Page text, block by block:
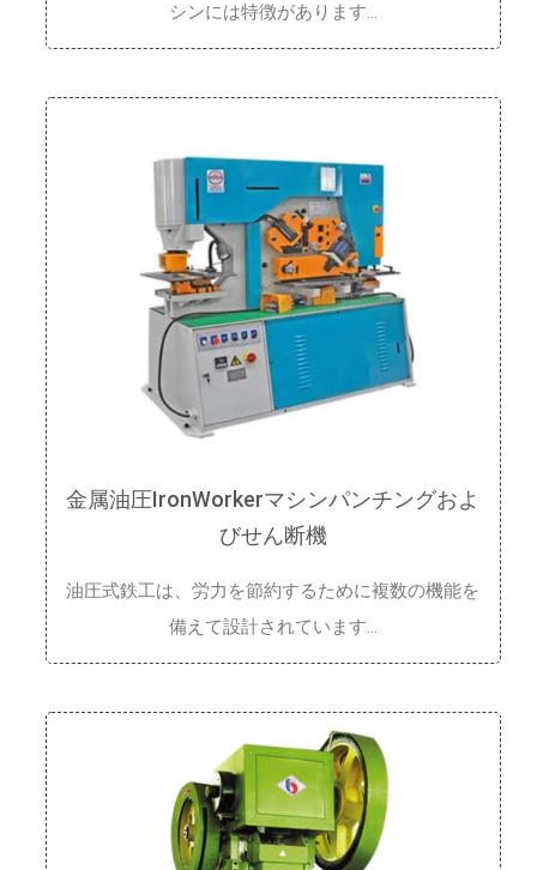
シンには特徴があります…
金属油圧IronWorkerマシンパンチングおよ
びせん断機
油圧式鉄工は、労力を節約するために複数の機能を
備えて設計されています…